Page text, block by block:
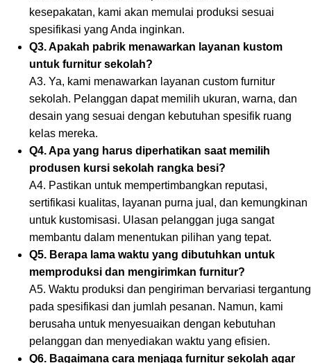
kesepakatan, kami akan memulai produksi sesuai
spesifikasi yang Anda inginkan.
Q3. Apakah pabrik menawarkan layanan kustom
untuk furnitur sekolah?
A3. Ya, kami menawarkan layanan custom furnitur
sekolah. Pelanggan dapat memilih ukuran, warna, dan
desain yang sesuai dengan kebutuhan spesifik ruang
kelas mereka.
Q4. Apa yang harus diperhatikan saat memilih
produsen kursi sekolah rangka besi?
A4. Pastikan untuk mempertimbangkan reputasi,
sertifikasi kualitas, layanan purna jual, dan kemungkinan
untuk kustomisasi. Ulasan pelanggan juga sangat
membantu dalam menentukan pilihan yang tepat.
Q5. Berapa lama waktu yang dibutuhkan untuk
memproduksi dan mengirimkan furnitur?
A5. Waktu produksi dan pengiriman bervariasi tergantung
pada spesifikasi dan jumlah pesanan. Namun, kami
berusaha untuk menyesuaikan dengan kebutuhan
pelanggan dan menyediakan waktu yang efisien.
Q6. Bagaimana cara menjaga furnitur sekolah agar